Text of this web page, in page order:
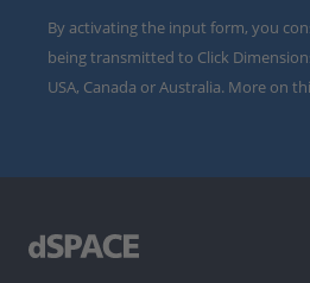
By activating the input form, you
being transmitted to Click
USA, Canada or Australia. More on